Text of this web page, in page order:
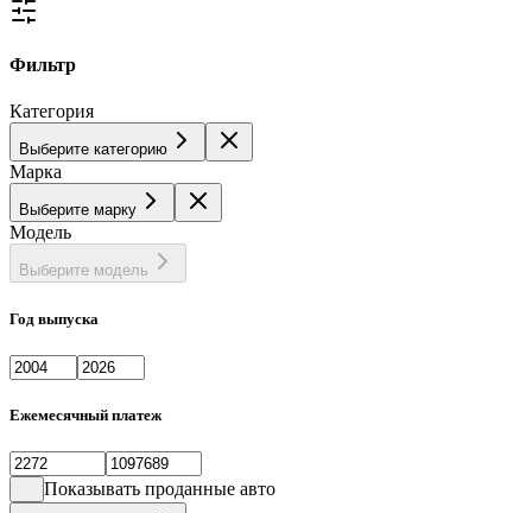
Фильтр
Категория
Выберите категорию
Марка
Выберите марку
Модель
Выберите модель
Год выпуска
Ежемесячный платеж
Показывать проданные авто